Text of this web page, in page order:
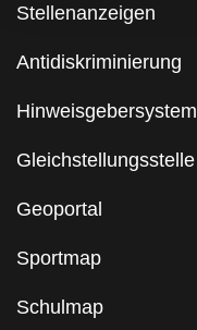
Stellenanzeigen
Antidiskriminierung
Hinweisgebersystem
Gleichstellungsstelle
Geoportal
Sportmap
Schulmap